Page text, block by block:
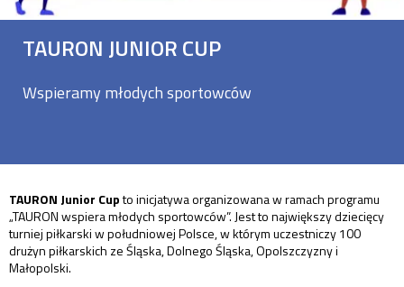
TAURON JUNIOR CUP
Wspieramy młodych sportowców
TAURON Junior Cupto inicjatywa organizowana w ramach programu
„TAURON wspiera młodych sportowców”. Jest to największy dziecięcy
turniej piłkarski w południowej Polsce, w którym uczestniczy 100
drużyn piłkarskich ze Śląska, Dolnego Śląska, Opolszczyzny i
Małopolski.